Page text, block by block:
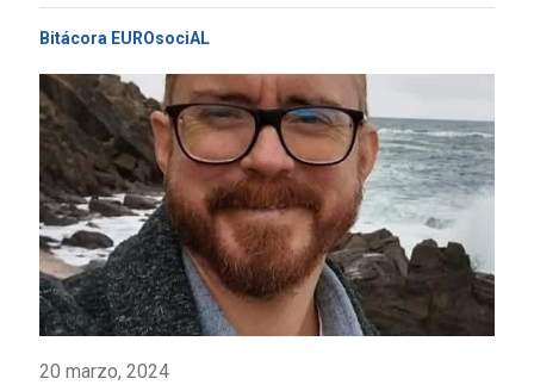
Bitácora EUROsociAL
20 marzo, 2024